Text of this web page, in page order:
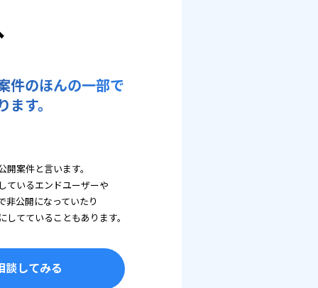
件のほんの一部で
す。
案件と言います。
ているエンドユーザーや
非公開になっていたり
てていることもあります。
談してみる